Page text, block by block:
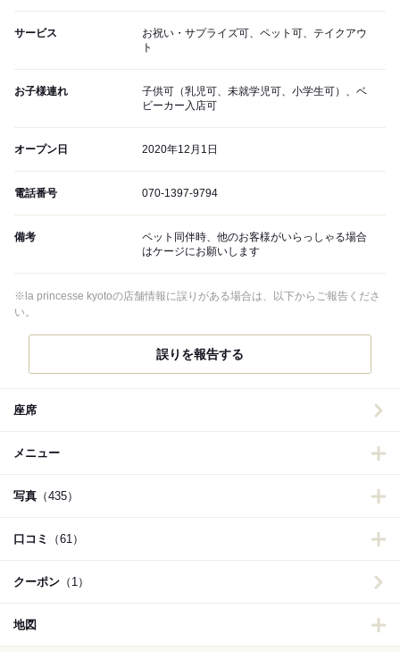
サービス
お祝い・サプライズ可、ペット可、テイクアウ
ト
お子様連れ
子供可（乳児可、未就学児可、小学生可）、ベ
ビーカー入店可
オープン日 2020年12月1日
電話番号 070-1397-9794
備考
ペット同伴時、他のお客様がいらっしゃる場合
はケージにお願いします
※la princesse kyotoの店舗情報に誤りがある場合は、以下からご報告くださ
い。
誤りを報告する
座席
メニュー
写真 （435）
口コミ （61）
クーポン （1）
地図